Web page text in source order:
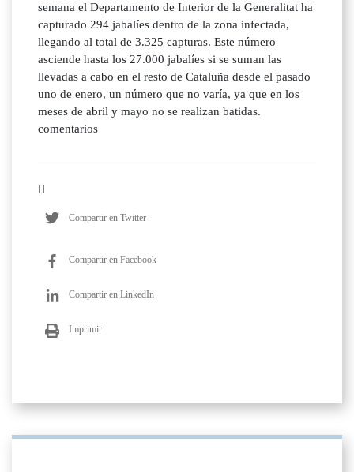
semana el Departamento de Interior de la Generalitat ha
capturado 294 jabalíes dentro de la zona infectada,
llegando al total de 3.325 capturas. Este número
asciende hasta los 27.000 jabalíes si se suman las
llevadas a cabo en el resto de Cataluña desde el pasado
uno de enero, un número que no varía, ya que en los
meses de abril y mayo no se realizan batidas.
comentarios
Compartir en Twitter
Compartir en Facebook
Compartir en LinkedIn
Imprimir